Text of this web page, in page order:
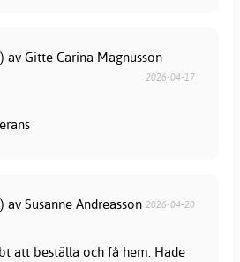
av Gitte Carina Magnusson
2026-04-17
av Susanne Andreasson 2026-04-20
att beställa och få hem. Hade